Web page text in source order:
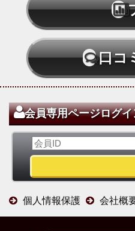
口コ
会員専用ページログイ
個人情報保護 会社概